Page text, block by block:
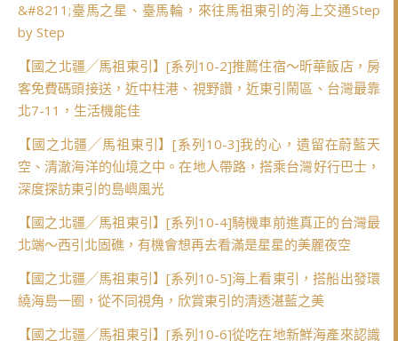
&#8211;臺馬之星、臺馬輪，來往馬祖東引的海上交通Step
by Step
【國之北疆╱馬祖東引】[系列10-2]推薦住宿～昕華飯店，房
客免費碼頭接送，近中柱港、視野讚，近東引鬧區、台灣最靠
北7-11，生活機能佳
【國之北疆╱馬祖東引】[系列10-3]我的心，遺留在蔚藍天
空、清澈海洋的仙境之中。在地人帶路，搭乘台灣好行巴士，
深度探訪東引的島嶼風光
【國之北疆╱馬祖東引】[系列10-4]騎機車前進真正的台灣最
北端～西引北固礁，有機會想再去看滿是星星的美麗夜空
【國之北疆╱馬祖東引】[系列10-5]海上看東引，搭船出發環
繞海島一圈，從不同視角，欣賞東引的清透湛藍之美
【國之北疆╱馬祖東引】[系列10-6]從吃在地新鮮海產來認識